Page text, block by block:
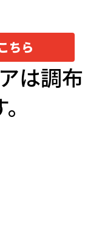
ちら
は調布